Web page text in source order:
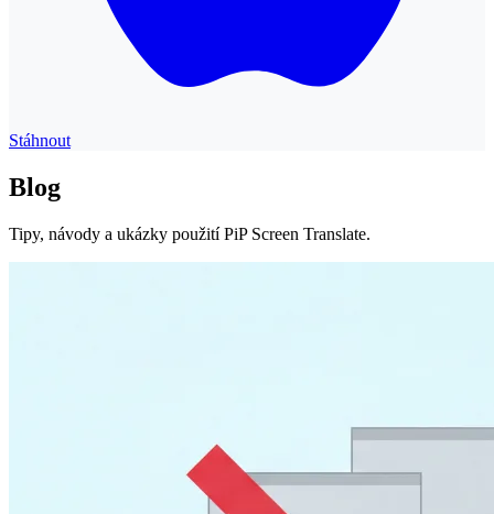
Stáhnout
Blog
Tipy, návody a ukázky použití PiP Screen Translate.